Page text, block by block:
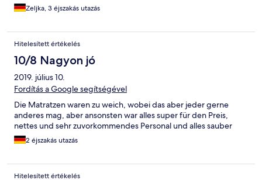
Zeljka, 3 éjszakás utazás
Hitelesített értékelés
10/8 Nagyon jó
2019. július 10.
Fordítás a Google segítségével
Die Matratzen waren zu weich, wobei das aber jeder gerne
anderes mag, aber ansonsten war alles super für den Preis,
nettes und sehr zuvorkommendes Personal und alles sauber
2 éjszakás utazás
Hitelesített értékelés